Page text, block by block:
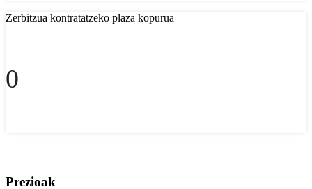
Zerbitzua kontratatzeko plaza kopurua
0
Prezioak